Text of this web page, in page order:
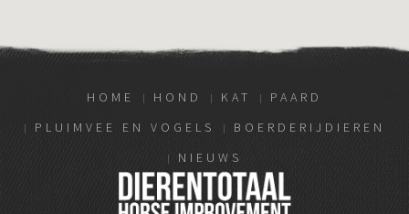
HOME HOND KAT
PAARD
PLUIMVEE EN VOGELS
BOERDERIJDIEREN
NIEUWS